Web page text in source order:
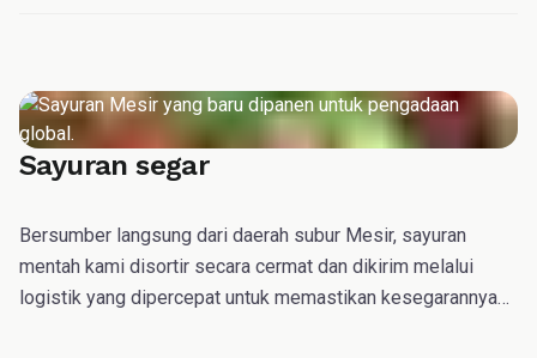
Sayuran segar
Bersumber langsung dari daerah subur Mesir, sayuran
mentah kami disortir secara cermat dan dikirim melalui
logistik yang dipercepat untuk memastikan kesegarannya